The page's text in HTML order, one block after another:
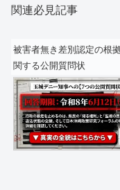
関連必見記事
被害者無き差別認定の根
関する公開質問状